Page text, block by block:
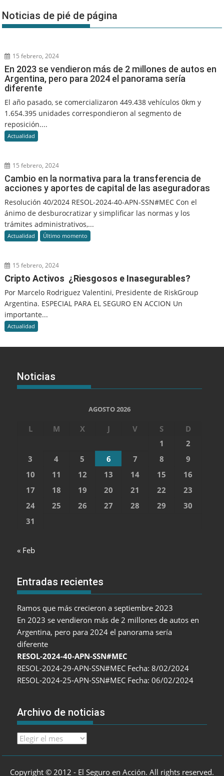
Noticias de pié de página
15 febrero, 2024
En 2023 se vendieron más de 2 millones de autos en
Argentina, pero para 2024 el panorama sería
diferente
El año pasado, se comercializaron 449.438 vehículos 0km y
1.654.395 unidades correspondieron al segmento de
reposición....
Actualidad
15 febrero, 2024
Cambio en la normativa para la transferencia de
acciones y aportes de capital de las aseguradoras
Resolución 40/2024 RESOL-2024-40-APN-SSN#MEC Con el
ánimo de desburocratizar y simplificar las normas y los
trámites administrativos,...
Actualidad Último momento
15 febrero, 2024
Cripto Activos ¿Riesgosos e Inasegurables?
Por Marcelo Rodriguez Valentini, Presidente de RiskGroup
Argentina. ESPECIAL PARA EL SEGURO EN ACCION Un
importante...
Actualidad
Noticias
AGOSTO 2026
L M X J V S
D
1
2
3
4 5 6 7 8
9
10
11 12 13 14 15
16
17
18 19 20 21 22
23
24
25 26 27 28 29
30
31
« Feb
Entradas recientes
Ramos que más crecieron a septiembre 2023
En 2023 se vendieron más de 2 millones de autos en
Argentina, pero para 2024 el panorama sería
diferente
RESOL-2024-40-APN-SSN#MEC
RESOL-2024-29-APN-SSN#MEC Fecha: 8/02/2024
RESOL-2024-25-APN-SSN#MEC Fecha: 06/02/2024
Archivo de noticias
Archivo
Copyright © 2012 - El Seguro en Acción. All rights reserved.